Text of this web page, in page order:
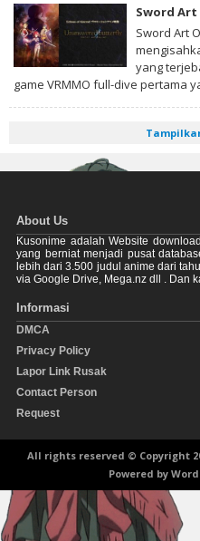
Sword Art
yang
game VRMMO full-dive pertama
About Us
Kusonime adalah Website
yang berniat menjadi pusat
lebih dari 3.500 judul anime dari
via Google Drive, Mega.nz dll . Dan
Informasi
DMCA
Privacy Policy
Lapor Link Rusak
Contact Person
Request
All rights reserved © Copyright
Powered by